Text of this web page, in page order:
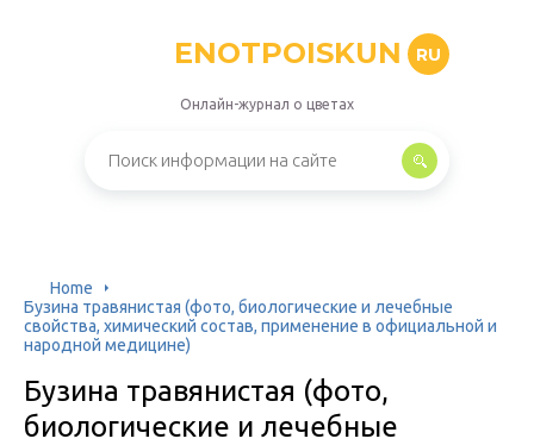
ENOTPOISKUN RU
Онлайн-журнал о цветах
Home
Бузина травянистая (фото, биологические и лечебные
свойства, химический состав, применение в официальной и
народной медицине)
Бузина травянистая (фото,
биологические и лечебные